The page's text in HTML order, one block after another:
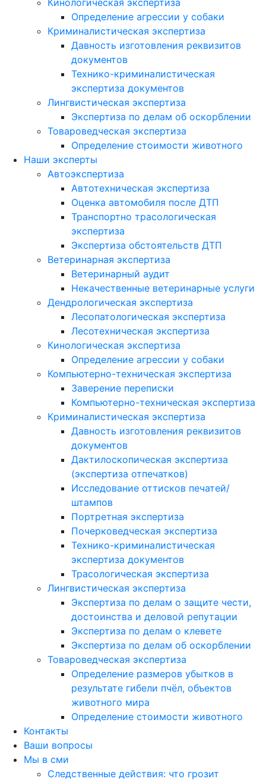
Кинологическая экспертиза
Определение агрессии у собаки
Криминалистическая экспертиза
Давность изготовления реквизитов
документов
Технико-криминалистическая
экспертиза документов
Лингвистическая экспертиза
Экспертиза по делам об оскорблении
Товароведческая экспертиза
Определение стоимости животного
Наши эксперты
Автоэкспертиза
Автотехническая экспертиза
Оценка автомобиля после ДТП
Транспортно трасологическая
экспертиза
Экспертиза обстоятельств ДТП
Ветеринарная экспертиза
Ветеринарный аудит
Некачественные ветеринарные услуги
Дендрологическая экспертиза
Лесопатологическая экспертиза
Лесотехническая экспертиза
Кинологическая экспертиза
Определение агрессии у собаки
Компьютерно-техническая экспертиза
Заверение переписки
Компьютерно-техническая экспертиза
Криминалистическая экспертиза
Давность изготовления реквизитов
документов
Дактилоскопическая экспертиза
(экспертиза отпечатков)
Исследование оттисков печатей/
штампов
Портретная экспертиза
Почерковедческая экспертиза
Технико-криминалистическая
экспертиза документов
Трасологическая экспертиза
Лингвистическая экспертиза
Экспертиза по делам о защите чести,
достоинства и деловой репутации
Экспертиза по делам о клевете
Экспертиза по делам об оскорблении
Товароведческая экспертиза
Определение размеров убытков в
результате гибели пчёл, объектов
животного мира
Определение стоимости животного
Контакты
Ваши вопросы
Мы в сми
Следственные действия: что грозит